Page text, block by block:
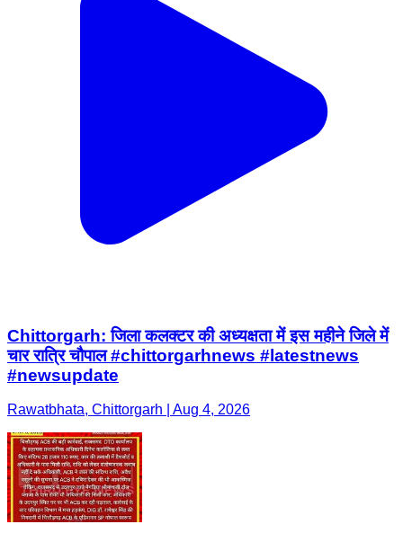
Chittorgarh: जिला कलक्टर की अध्यक्षता में इस महीने जिले में
चार रात्रि चौपाल #chittorgarhnews #latestnews
#newsupdate
Rawatbhata, Chittorgarh | Aug 4, 2026